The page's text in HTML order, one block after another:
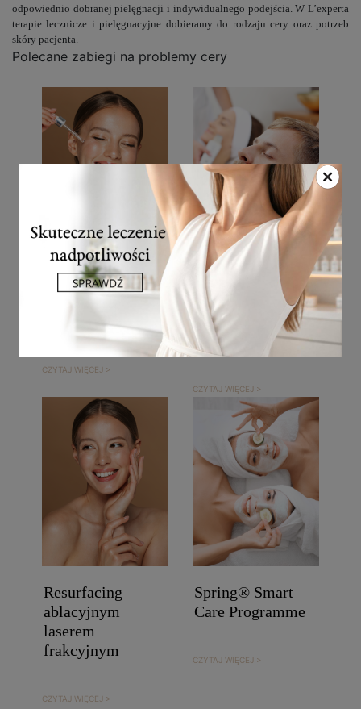
odpowiednio dobranej pielęgnacji i indywidualnego podejścia. W L’experta
terapie lecznicze i pielęgnacyjne dobieramy do rodzaju cery oraz potrzeb
skóry pacjenta.
Polecane zabiegi na problemy cery
Peeling The
Perfect Derma
CZYTAJ WIĘCEJ >
Autorskie
manualne
oczyszczanie
skóry twarzy
CZYTAJ WIĘCEJ >
Resurfacing
ablacyjnym
laserem
frakcyjnym
CZYTAJ WIĘCEJ >
Spring® Smart
Care Programme
CZYTAJ WIĘCEJ >